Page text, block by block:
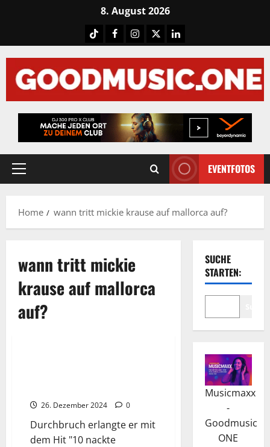
8. August 2026
TiktokFacebook
Instagram
X LinkedIN
Primary
EVENTFOTOS
Home wann tritt mickie krause auf mallorca auf?
wann tritt mickie
krause auf mallorca
auf?
26. Dezember 2024 0
Durchbruch erlangte er mit
dem Hit "10 nackte
SUCHE
STARTEN:
Musicmaxx
-
Goodmusic
ONE